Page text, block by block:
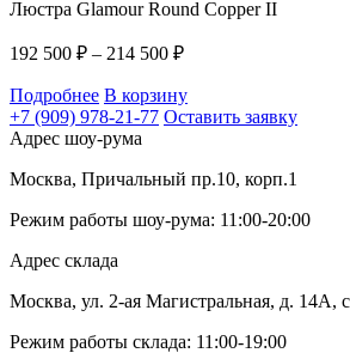
Люстра Glamour Round Copper II
192 500 ₽ – 214 500 ₽
Подробнее В корзину
+7 (909) 978-21-77 Оставить заявку
Адрес шоу-рума
Москва, Причальный пр.10, корп.1
Режим работы шоу-рума: 11:00-20:00
Адрес склада
Москва, ул. 2-ая Магистральная, д. 14А,
Режим работы склада: 11:00-19:00